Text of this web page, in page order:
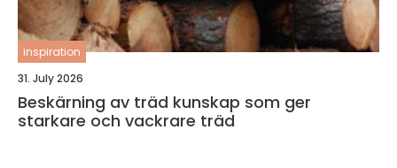
inspiration
31. July 2026
Beskärning av träd kunskap som ger
starkare och vackrare träd